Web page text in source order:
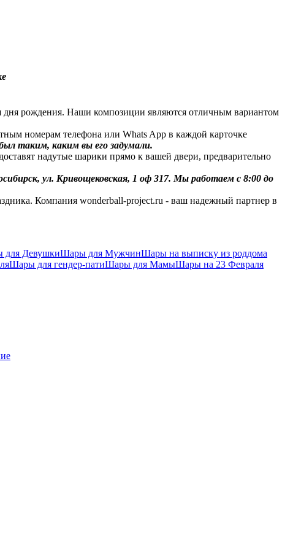
рождения. Наши композиции являются отличным вариантом
номерам телефона или Whats App в каждой карточке
таким, каким вы его задумали.
надутые шарики прямо к вашей двери, предварительно
ул. Кривощековская, 1 оф 317. Мы работаем с 8:00 до
Компания wonderball-project.ru - ваш надежный партнер в
ДевушкиШары для МужчинШары на выписку из роддома
Шары для гендер-патиШары для МамыШары на 23 Февраля